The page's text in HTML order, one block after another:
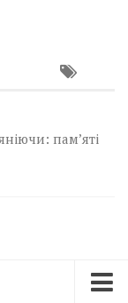
пам’яті